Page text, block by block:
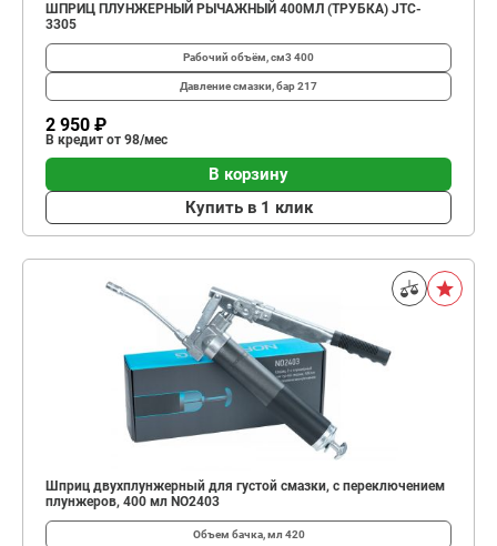
ШПРИЦ ПЛУНЖЕРНЫЙ РЫЧАЖНЫЙ 400МЛ (ТРУБКА) JTC-
3305
Рабочий объём, см3 400
Давление смазки, бар217
2 950 ₽
В кредит от 98/мес
В корзину
Купить в 1 клик
Шприц двухплунжерный для густой смазки, с переключением
плунжеров, 400 мл NO2403
Объем бачка, мл 420